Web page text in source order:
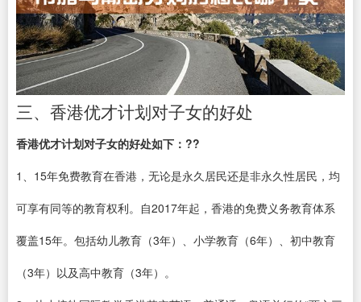
三、香港优才计划对子女的好处
香港优才计划对子女的好处如下：??
1、15年免费教育在香港，无论是永久居民还是非永久性居民，均
可享有同等的教育权利。自2017年起，香港的免费义务教育体系
覆盖15年。包括幼儿教育（3年）、小学教育（6年）、初中教育
（3年）以及高中教育（3年）。